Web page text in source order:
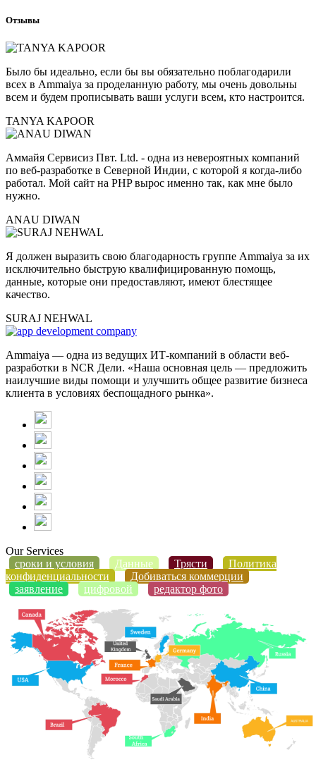
Отзывы
Было бы идеально, если бы вы обязательно поблагодарили
всех в Ammaiya за проделанную работу, мы очень довольны
всем и будем прописывать ваши услуги всем, кто настроится.
TANYA KAPOOR
Аммайя Сервисиз Пвт. Ltd. - одна из невероятных компаний
по веб-разработке в Северной Индии, с которой я когда-либо
работал. Мой сайт на PHP вырос именно так, как мне было
нужно.
ANAU DIWAN
Я должен выразить свою благодарность группе Ammaiya за их
исключительно быструю квалифицированную помощь,
данные, которые они предоставляют, имеют блестящее
качество.
SURAJ NEHWAL
Ammaiya — одна из ведущих ИТ-компаний в области веб-
разработки в NCR Дели. «Наша основная цель — предложить
наилучшие виды помощи и улучшить общее развитие бизнеса
клиента в условиях беспощадного рынка».
Our Services
сроки и условия
Данные Трясти
Политика
конфиденциальности
Добиваться коммерции
заявление
цифровой редактор фото